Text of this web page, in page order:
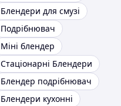
Блендери для смузі
Подрібнювач
Міні блендер
Стаціонарні Блендери
Блендер подрібнювач
Блендери кухонні